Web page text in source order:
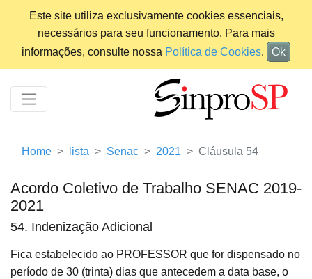
Este site utiliza exclusivamente cookies essenciais,
necessários para seu funcionamento. Para mais
informações, consulte nossa Política de Cookies. Ok
Home lista Senac 2021 Cláusula 54
Acordo Coletivo de Trabalho SENAC 2019-
2021
54. Indenização Adicional
Fica estabelecido ao PROFESSOR que for dispensado no
período de 30 (trinta) dias que antecedem a data base, o